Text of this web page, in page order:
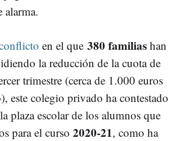
alarma.
en el que 380 familias han
la reducción de la cuota de
trimestre (cerca de 1.000 euros
este colegio privado ha contestado
plaza escolar de los alumnos que
para el curso 2020-21, como ha